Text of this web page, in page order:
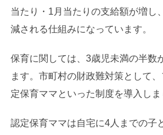
当たり・1月当たりの支給額が増し
減される仕組みになっています。
保育に関しては、3歳児未満の半数
ます。市町村の財政難対策として
定保育ママといった制度を導入しま
認定保育ママは自宅に4人までの子